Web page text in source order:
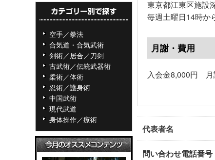
空手／拳法
合気道・合気武術
剣術／居合／刀剣
古武術／伝統武器術
柔術／体術
忍術／護身術
中国武術
現代武道
身体操作／療術
東京都江東区施設
毎週土曜日14時か
月謝・費用
入会金8,000円 月
代表者名
問い合わせ電話番号